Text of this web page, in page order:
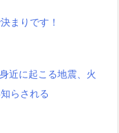
まりです！
近に起こる地震、火
らされる